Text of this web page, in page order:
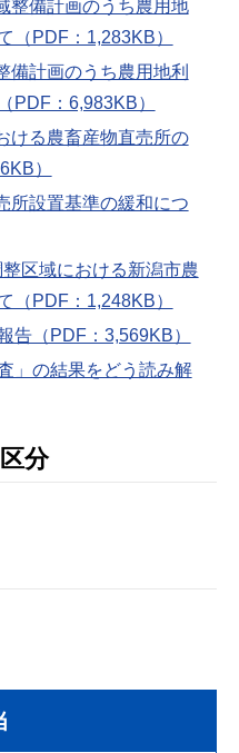
整備計画のうち農用地
（PDF：1,283KB）
備計画のうち農用地利
PDF：6,983KB）
ける農畜産物直売所の
）
所設置基準の緩和につ
区域における新潟市農
（PDF：1,248KB）
告（PDF：3,569KB）
」の結果をどう読み解
分